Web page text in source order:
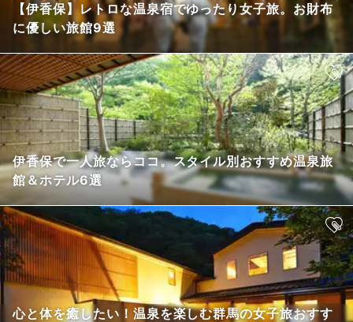
【伊香保】レトロな温泉宿でゆったり女子旅。お財布
に優しい旅館9選
伊香保で一人旅ならココ。スタイル別おすすめ温泉旅
館＆ホテル6選
心と体を癒したい！温泉を楽しむ群馬の女子旅おすす